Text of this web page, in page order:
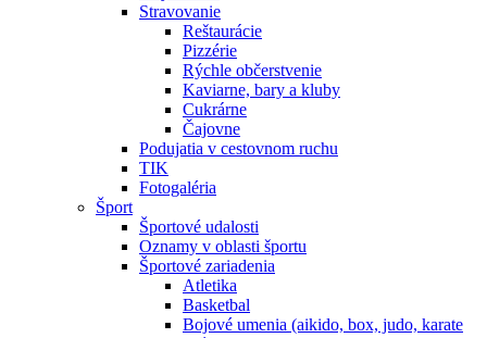
Stravovanie
Reštaurácie
Pizzérie
Rýchle občerstvenie
Kaviarne, bary a kluby
Cukrárne
Čajovne
Podujatia v cestovnom ruchu
TIK
Fotogaléria
Šport
Športové udalosti
Oznamy v oblasti športu
Športové zariadenia
Atletika
Basketbal
Bojové umenia (aikido, box, judo, karate